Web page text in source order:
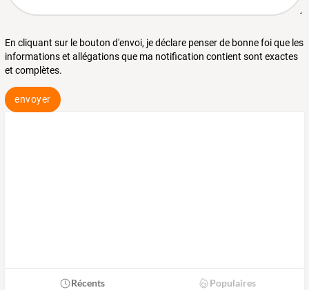
En cliquant sur le bouton d'envoi, je déclare penser de bonne foi que les
informations et allégations que ma notification contient sont exactes
et complètes.
envoyer
Récents Populaires